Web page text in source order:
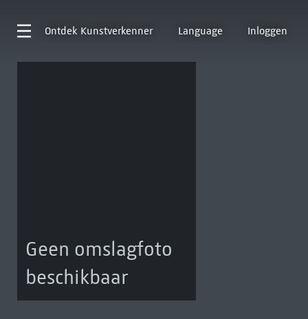
Ontdek Kunstverkenner Language Inloggen
Geen omslagfoto
beschikbaar